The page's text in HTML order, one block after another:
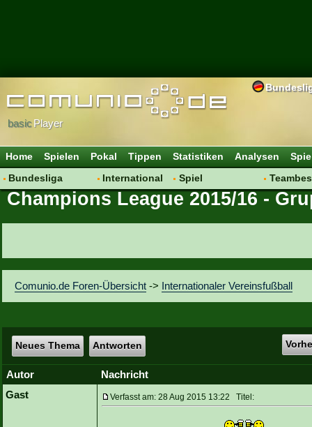
basicPlayer
Home Spielen Pokal Tippen Statistiken Analysen
Bundesliga
Hot News
Vereinsfragen
International
Vereine
Spiel
Regeln & Tipps
Champions League 2015/16 -
Comunio.de Foren-Übersicht -> Internationaler Vereinsfußball
Neues Thema Antworten
Autor
Nachricht
Gast
Verfasst am: 28 Aug 2015 13:22 Titel: